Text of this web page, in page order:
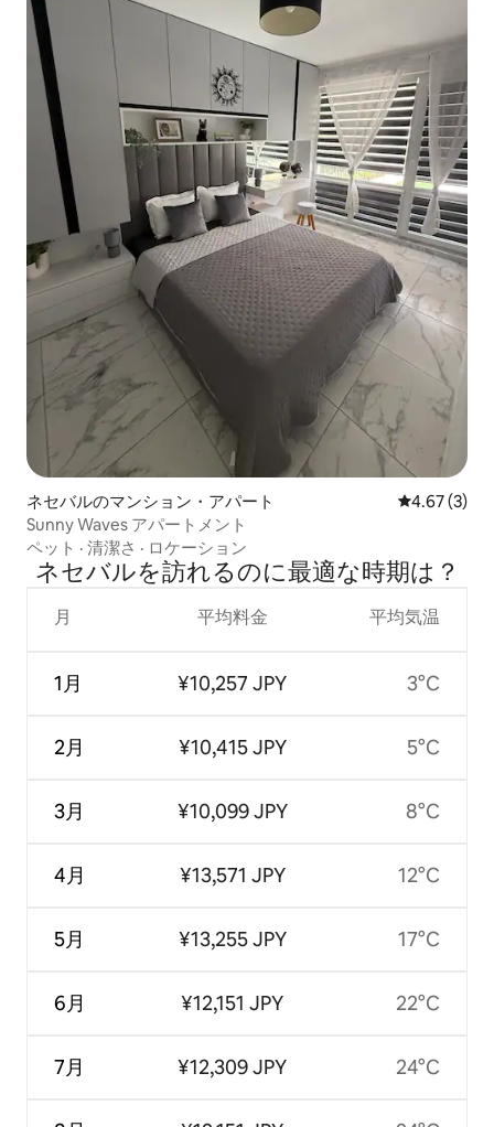
ネセバルのマンション・アパート レビュー3
4.67 (3)
Sunny Waves アパートメント
ペット · 清潔さ · ロケーション
ネセバルを訪⁠れ⁠るの⁠に最⁠適⁠な時⁠期⁠は⁠？
月
1月
2月
3月
4月
5月
6月
7月
平均料金
¥10,257 JPY
¥10,415 JPY
¥10,099 JPY
¥13,571 JPY
¥13,255 JPY
¥12,151 JPY
¥12,309 JPY
平均気温
3°C
5°C
8°C
12°C
17°C
22°C
24°C